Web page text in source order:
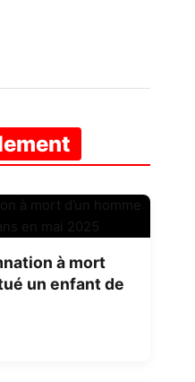
à mort
un enfant de